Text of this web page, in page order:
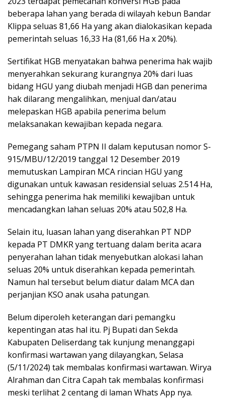
beberapa lahan yang berada di wilayah kebun Bandar
Klippa seluas 81,66 Ha yang akan dialokasikan kepada
pemerintah seluas 16,33 Ha (81,66 Ha x 20%).
Sertifikat HGB menyatakan bahwa penerima hak wajib
menyerahkan sekurang kurangnya 20% dari luas
bidang HGU yang diubah menjadi HGB dan penerima
hak dilarang mengalihkan, menjual dan/atau
melepaskan HGB apabila penerima belum
melaksanakan kewajiban kepada negara.
Pemegang saham PTPN II dalam keputusan nomor S-
915/MBU/12/2019 tanggal 12 Desember 2019
memutuskan Lampiran MCA rincian HGU yang
digunakan untuk kawasan residensial seluas 2.514 Ha,
sehingga penerima hak memiliki kewajiban untuk
mencadangkan lahan seluas 20% atau 502,8 Ha.
Selain itu, luasan lahan yang diserahkan PT NDP
kepada PT DMKR yang tertuang dalam berita acara
penyerahan lahan tidak menyebutkan alokasi lahan
seluas 20% untuk diserahkan kepada pemerintah.
Namun hal tersebut belum diatur dalam MCA dan
perjanjian KSO anak usaha patungan.
Belum diperoleh keterangan dari pemangku
kepentingan atas hal itu. Pj Bupati dan Sekda
Kabupaten Deliserdang tak kunjung menanggapi
konfirmasi wartawan yang dilayangkan, Selasa
(5/11/2024) tak membalas konfirmasi wartawan. Wirya
Alrahman dan Citra Capah tak membalas konfirmasi
meski terlihat 2 centang di laman Whats App nya.